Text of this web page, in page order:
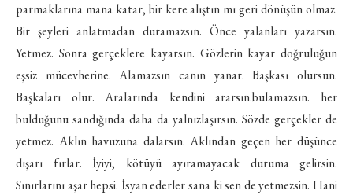
parmaklarına mana katar, bir kere alıştın mı geri dönüşün olmaz.
Bir şeyleri anlatmadan duramazsın. Önce yalanları yazarsın.
Yetmez. Sonra gerçeklere kayarsın. Gözlerin kayar doğruluğun
eşsiz mücevherine. Alamazsın canın yanar. Başkası olursun.
Başkaları olur. Aralarında kendini ararsın.bulamazsın. her
bulduğunu sandığında daha da yalnızlaşırsın. Sözde gerçekler de
yetmez. Aklın havuzuna dalarsın. Aklından geçen her düşünce
dışarı fırlar. İyiyi, kötüyü ayıramayacak duruma gelirsin.
Sınırlarını aşar hepsi. İsyan ederler sana ki sen de yetmezsin. Hani